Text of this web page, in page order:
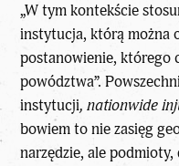
„W tym kontekście
instytucja, którą można
postanowienie, którego
powództwa”.
instytucji, nationwide
bowiem to nie zasięg
narzędzie, ale